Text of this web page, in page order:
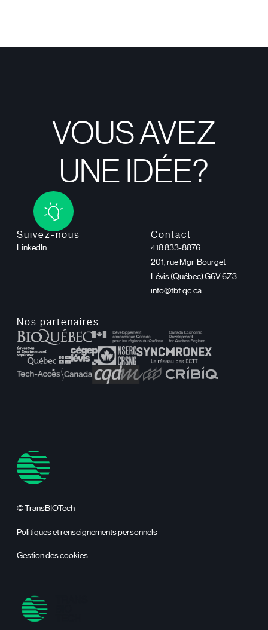
VOUS AVEZ
UNE IDÉE?
Suivez-nous
LinkedIn
Contact
418 833-8876
201, rue Mgr Bourget
Lévis (Québec) G6V 6Z3
info@tbt.qc.ca
Nos partenaires
© TransBIOTech
Politiques et renseignements personnels
Gestion des cookies